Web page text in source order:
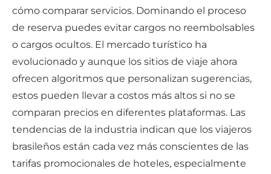
cómo comparar servicios. Dominando el proceso
de reserva puedes evitar cargos no reembolsables
o cargos ocultos. El mercado turístico ha
evolucionado y aunque los sitios de viaje ahora
ofrecen algoritmos que personalizan sugerencias,
estos pueden llevar a costos más altos si no se
comparan precios en diferentes plataformas. Las
tendencias de la industria indican que los viajeros
brasileños están cada vez más conscientes de las
tarifas promocionales de hoteles, especialmente